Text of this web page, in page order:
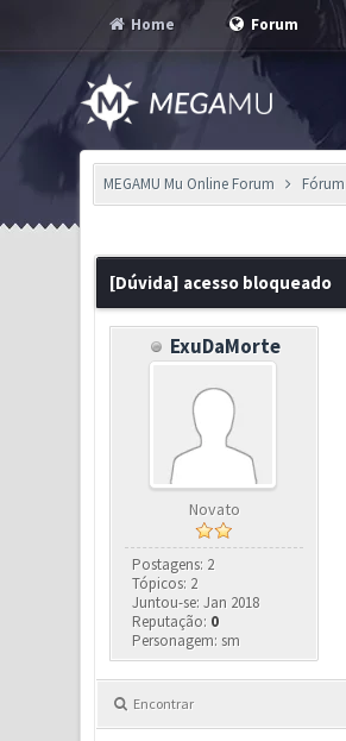
Home Forum
MEGAMU Mu Online Forum Fórum
[Dúvida] acesso bloqueado
ExuDaMorte
Novato
Postagens: 2
Tópicos: 2
Juntou-se: Jan 2018
Reputação: 0
Personagem: sm
Encontrar